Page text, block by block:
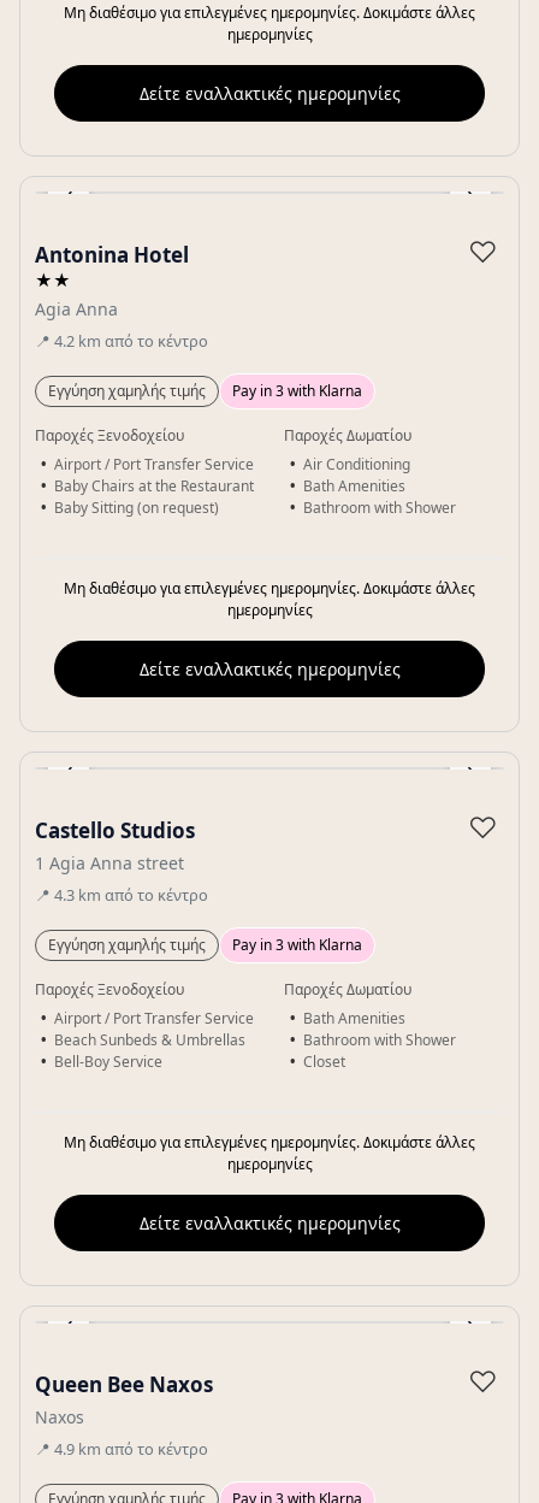
Μη διαθέσιμο για επιλεγμένες ημερομηνίες. Δοκιμάστε άλλες
ημερομηνίες
Δείτε εναλλακτικές ημερομηνίες
‹ ›
Antonina Hotel
★★
Agia Anna
📍 4.2 km από το κέντρο
♡
Εγγύηση χαμηλής τιμής Pay in 3 with Klarna
Παροχές Ξενοδοχείου
Airport / Port Transfer Service
Baby Chairs at the Restaurant
Baby Sitting (on request)
Παροχές Δωματίου
Air Conditioning
Bath Amenities
Bathroom with Shower
Μη διαθέσιμο για επιλεγμένες ημερομηνίες. Δοκιμάστε άλλες
ημερομηνίες
Δείτε εναλλακτικές ημερομηνίες
‹ ›
Castello Studios
1 Agia Anna street
📍 4.3 km από το κέντρο
♡
Εγγύηση χαμηλής τιμής Pay in 3 with Klarna
Παροχές Ξενοδοχείου
Airport / Port Transfer Service
Beach Sunbeds & Umbrellas
Bell-Boy Service
Παροχές Δωματίου
Bath Amenities
Bathroom with Shower
Closet
Μη διαθέσιμο για επιλεγμένες ημερομηνίες. Δοκιμάστε άλλες
ημερομηνίες
Δείτε εναλλακτικές ημερομηνίες
‹ ›
Queen Bee Naxos
Naxos
📍 4.9 km από το κέντρο
♡
Εγγύηση χαμηλής τιμής Pay in 3 with Klarna